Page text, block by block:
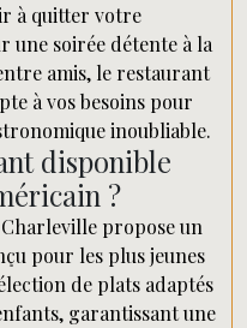
à quitter votre
une soirée détente à la
amis, le restaurant
à vos besoins pour
inoubliable.
disponible
?
propose un
pour les plus jeunes
de plats adaptés
garantissant une